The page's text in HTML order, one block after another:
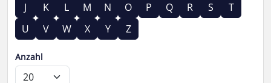
J
K L M N O P Q R S
T
U
V W X Y Z
Anzahl